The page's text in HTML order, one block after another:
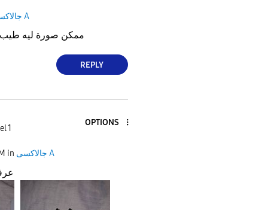
جالاكسى A
ممكن صورة ليه
REPLY
1
OPTIONS
in جالاكسى A